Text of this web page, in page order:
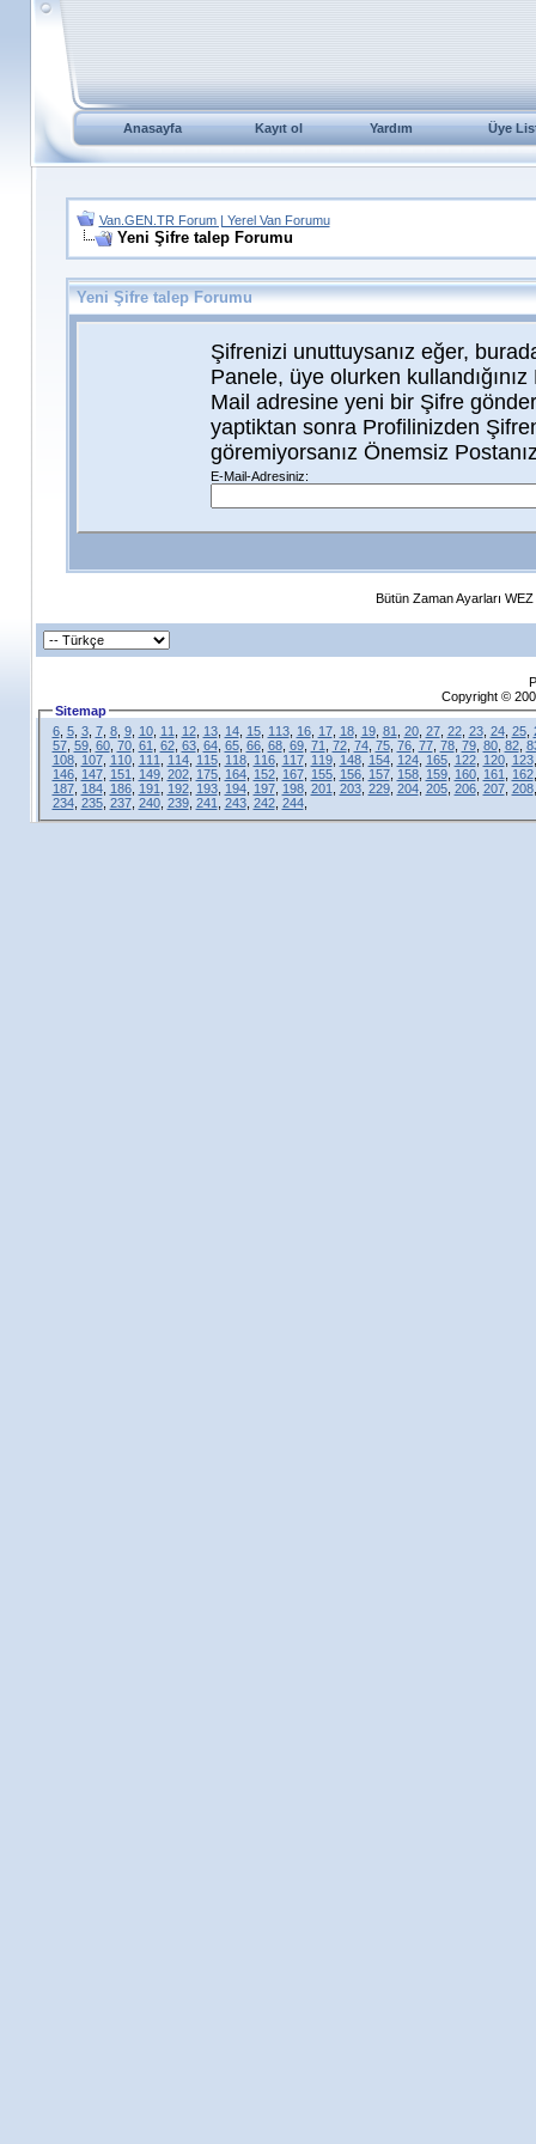
Anasayfa Kayıt ol Yardım Üye
Van.GEN.TR Forum | Yerel Van Forumu
Yeni Şifre talep Forumu
Yeni Şifre talep Forumu
Şifrenizi unuttuysanız eğer,
Panele, üye olurken
Mail adresine yeni bir Şifre
yaptiktan sonra Profilinizden
göremiyorsanız Önemsiz
E-Mail-Adresiniz:
Bütün Zaman Ayarları
Copyright ©
Sitemap
6, 5, 3, 7, 8, 9, 10, 11 12, 13, 14, 15, 113, 16, 17, 18, 19, 81 20, 27, 22, 23, 24, 25,
57, 59, 60, 70, 61 62, 63, 64, 65, 66, 68, 69, 71 72, 74, 75, 76, 77, 78, 79, 80, 82,
108, 107, 110, 111 114, 115, 118, 116, 117, 119, 148, 154, 124, 165, 122, 120, 123
146, 147, 151 149, 202, 175, 164, 152, 167, 155, 156, 157, 158, 159, 160, 161 162
187, 184, 186, 191 192, 193, 194, 197, 198, 201 203, 229, 204, 205, 206, 207, 208
234, 235, 237, 240, 239, 241 243, 242, 244,